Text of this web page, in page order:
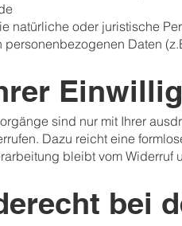
natürliche oder juristische
personenbezogenen Daten
sind nur mit Ihrer
Dazu reicht eine
bleibt vom Widerruf
bei